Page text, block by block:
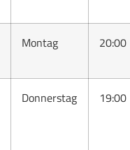
Montag 20:00
Donnerstag 19:00